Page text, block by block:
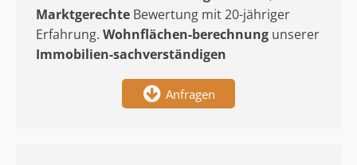
Marktgerechte Bewertung mit 20-jähriger
Erfahrung. Wohnflächen-berechnung unserer
Immobilien-sachverständigen
Anfragen